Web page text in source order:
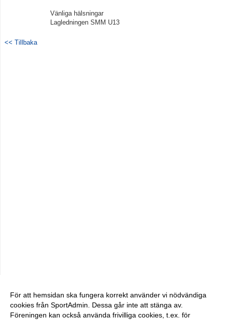
Vänliga hälsningar
Lagledningen SMM U13
<< Tillbaka
För att hemsidan ska fungera korrekt använder vi nödvändiga
cookies från SportAdmin. Dessa går inte att stänga av.
Föreningen kan också använda frivilliga cookies, t.ex. för